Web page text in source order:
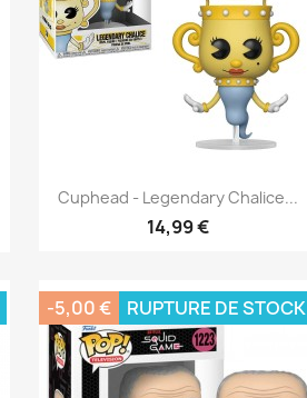
Cuphead - Legendary Chalice...
14,99 €
 Aperçu rapide
-5,00 € RUPTURE DE STOCK